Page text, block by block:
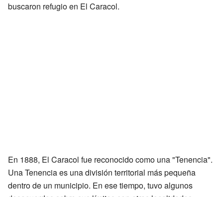
buscaron refugio en El Caracol.
En 1888, El Caracol fue reconocido como una "Tenencia".
Una Tenencia es una división territorial más pequeña
dentro de un municipio. En ese tiempo, tuvo algunos